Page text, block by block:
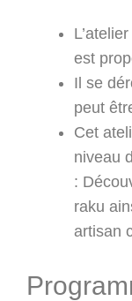
est
Il se
peut
Cet
niveau
:
raku
artisan